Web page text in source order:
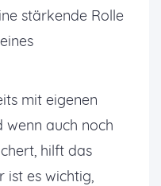
stärkende Rolle
mit eigenen
wenn auch noch
hilft das
ist es wichtig,